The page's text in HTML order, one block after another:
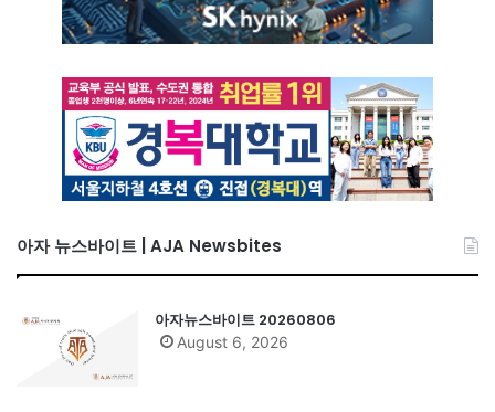
아자 뉴스바이트 | AJA Newsbites
아자뉴스바이트 20260806
August 6, 2026